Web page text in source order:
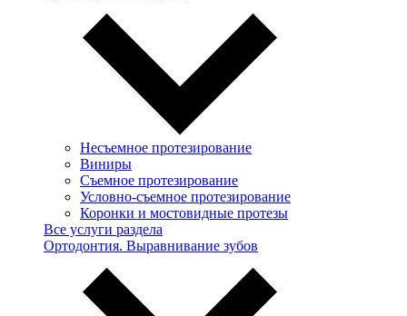
Несъемное протезирование
Виниры
Съемное протезирование
Условно-съемное протезирование
Коронки и мостовидные протезы
Все услуги раздела
Ортодонтия. Выравнивание зубов